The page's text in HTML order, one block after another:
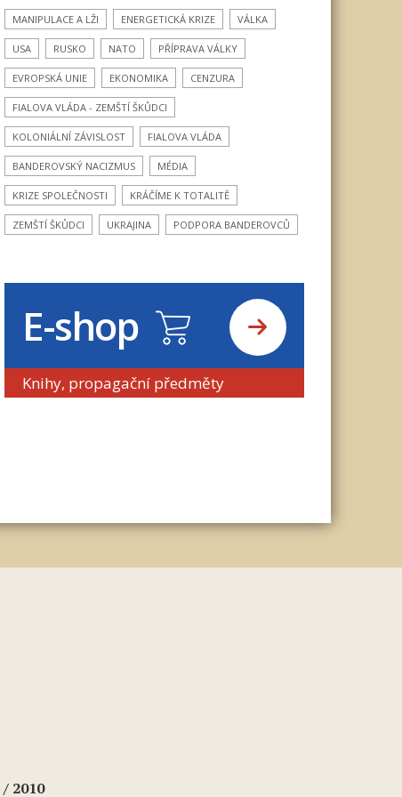
MANIPULACE A LŽI ENERGETICKÁ KRIZE VÁLKA
USA RUSKO NATO PŘÍPRAVA VÁLKY
EVROPSKÁ UNIE EKONOMIKA CENZURA
FIALOVA VLÁDA - ZEMŠTÍ ŠKŮDCI
KOLONIÁLNÍ ZÁVISLOST FIALOVA VLÁDA
BANDEROVSKÝ NACIZMUS MÉDIA
KRIZE SPOLEČNOSTI KRÁČÍME K TOTALITĚ
ZEMŠTÍ ŠKŮDCI UKRAJINA PODPORA BANDEROVCŮ
E-shop
Knihy, propagační předměty
/ 2010